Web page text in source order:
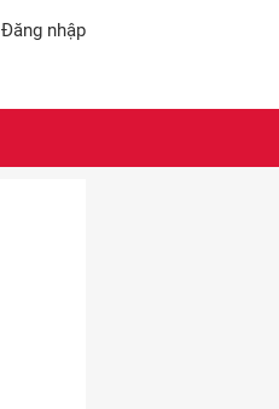
Đăng nhập